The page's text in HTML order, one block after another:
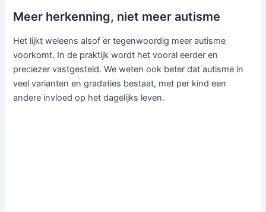
Meer herkenning, niet meer autisme
Het lijkt weleens alsof er tegenwoordig meer autisme
voorkomt. In de praktijk wordt het vooral eerder en
preciezer vastgesteld. We weten ook beter dat autisme in
veel varianten en gradaties bestaat, met per kind een
andere invloed op het dagelijks leven.